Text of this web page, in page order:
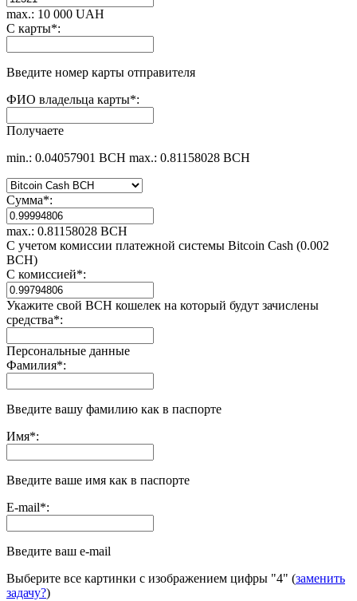
max.: 10 000 UAH
С карты*:
Введите номер карты отправителя
ФИО владельца карты*:
Получаете
min.: 0.04057901 BCH max.: 0.81158028 BCH
Сумма*:
max.: 0.81158028 BCH
С учетом комиссии платежной системы Bitcoin Cash (0.002
BCH)
С комиссией*:
Укажите свой BCH кошелек на который будут зачислены
средства*:
Персональные данные
Фамилия*:
Введите вашу фамилию как в паспорте
Имя*:
Введите ваше имя как в паспорте
E-mail*:
Введите ваш e-mail
Выберите все картинки с изображением цифры "4" (заменить
задачу?)